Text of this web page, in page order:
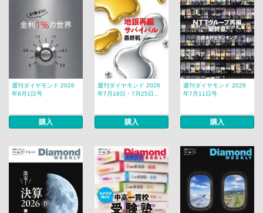
週刊ダイヤモンド 2026
年8月1日号
購入
週刊ダイヤモンド 2026
年7月18日・7月25日...
購入
週刊ダイヤモンド 2026
年7月11日号
購入